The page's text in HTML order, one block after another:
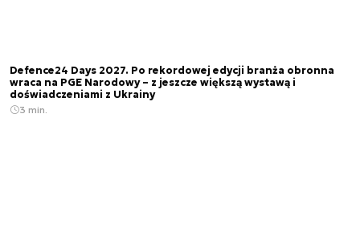
Defence24 Days 2027. Po rekordowej edycji branża obronna
wraca na PGE Narodowy – z jeszcze większą wystawą i
doświadczeniami z Ukrainy
3 min.